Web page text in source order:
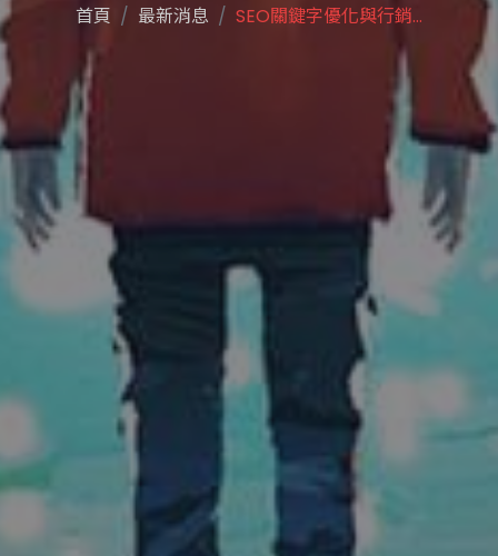
首頁 最新消息 SEO關鍵字優化與行銷...